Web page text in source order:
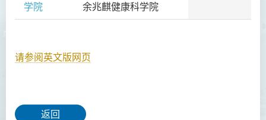
学院 余兆麒健康科学院
请参阅英文版网页
返回
Community Health Conference